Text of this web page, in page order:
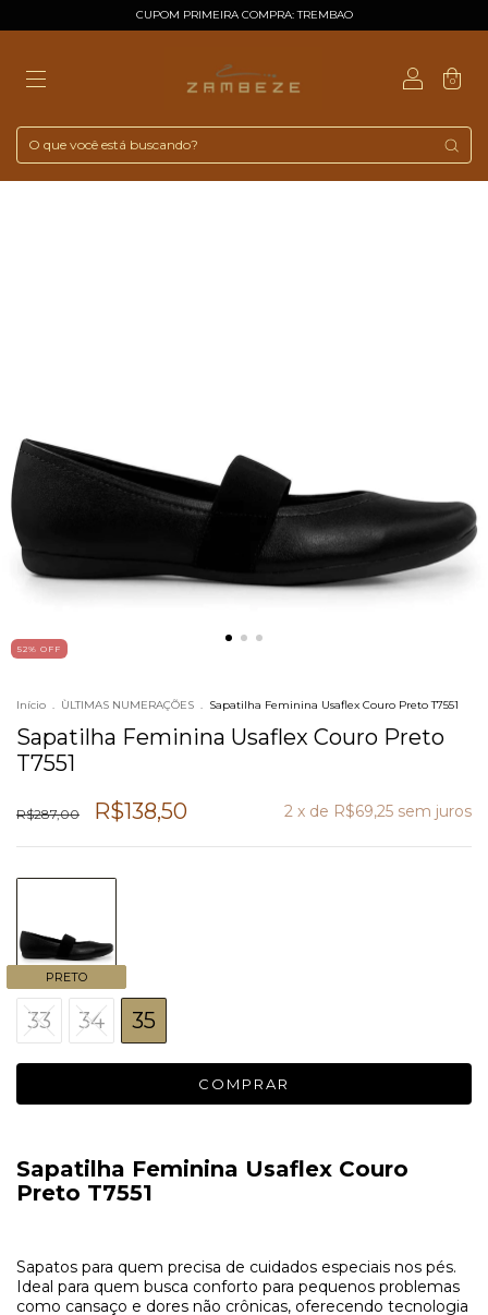
CUPOM PRIMEIRA COMPRA: TREMBAO
0
52% OFF
Início . ÙLTIMAS NUMERAÇÕES . Sapatilha Feminina Usaflex Couro Preto T7551
Sapatilha Feminina Usaflex Couro Preto
T7551
R$287,00 R$138,50 2 x de R$69,25 sem juros
PRETO
33 34 35
Sapatilha Feminina Usaflex Couro
Preto T7551
Sapatos para quem precisa de cuidados especiais nos pés.
Ideal para quem busca conforto para pequenos problemas
como cansaço e dores não crônicas, oferecendo tecnologia